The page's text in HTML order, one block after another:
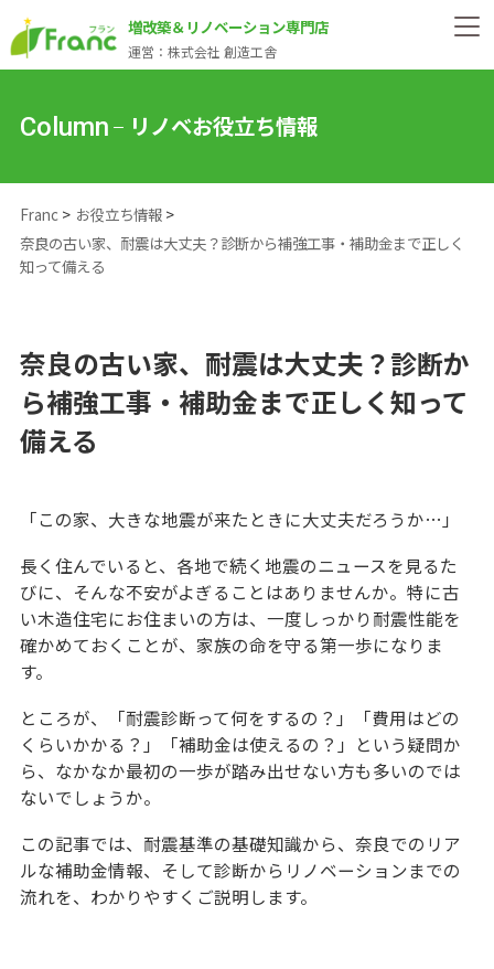
増改築＆リノベーション専門店
運営：株式会社 創造工舎
Column リノベお役立ち情報
Franc
お役立ち情報
奈良の古い家、耐震は大丈夫？診断から補強工事・補助金まで正しく
知って備える
奈良の古い家、耐震は大丈夫？診断か
ら補強工事・補助金まで正しく知って
備える
「この家、大きな地震が来たときに大丈夫だろうか…」
長く住んでいると、各地で続く地震のニュースを見るた
びに、そんな不安がよぎることはありませんか。特に古
い木造住宅にお住まいの方は、一度しっかり耐震性能を
確かめておくことが、家族の命を守る第一歩になりま
す。
ところが、「耐震診断って何をするの？」「費用はどの
くらいかかる？」「補助金は使えるの？」という疑問か
ら、なかなか最初の一歩が踏み出せない方も多いのでは
ないでしょうか。
この記事では、耐震基準の基礎知識から、奈良でのリア
ルな補助金情報、そして診断からリノベーションまでの
流れを、わかりやすくご説明します。